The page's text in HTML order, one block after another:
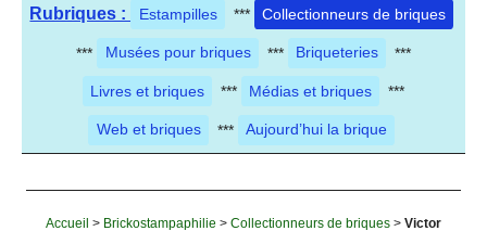
Rubriques : Estampilles *** Collectionneurs de briques
*** Musées pour briques *** Briqueteries ***
Livres et briques *** Médias et briques ***
Web et briques *** Aujourd’hui la brique
Accueil > Brickostampaphilie > Collectionneurs de briques > Victor